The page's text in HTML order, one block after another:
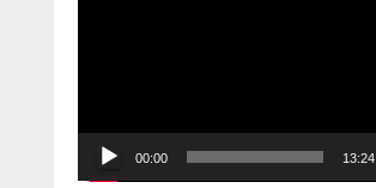
00:00 13:24